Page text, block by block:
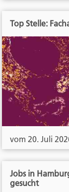
Top Stelle:
vom 20. Juli
Jobs in
gesucht